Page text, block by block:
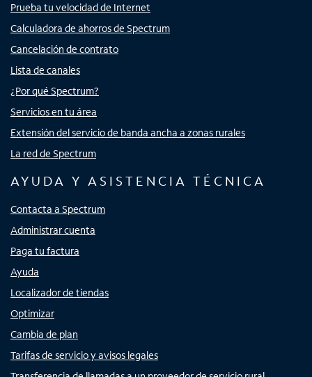
Prueba tu velocidad de Internet
Calculadora de ahorros de Spectrum
Cancelación de contrato
Lista de canales
¿Por qué Spectrum?
Servicios en tu área
Extensión del servicio de banda ancha a zonas rurales
La red de Spectrum
AYUDA Y ASISTENCIA TÉCNICA
Contacta a Spectrum
Administrar cuenta
Paga tu factura
Ayuda
Localizador de tiendas
Optimizar
Cambia de plan
Tarifas de servicio y avisos legales